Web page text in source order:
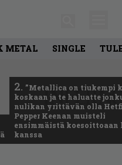
METAL SINGLE
2. ”Metallica on tiukempi
koskaan ja te haluatte
nulikan yrittävän olla
Pepper Keenan muisteli
ensimmäistä
kanssa